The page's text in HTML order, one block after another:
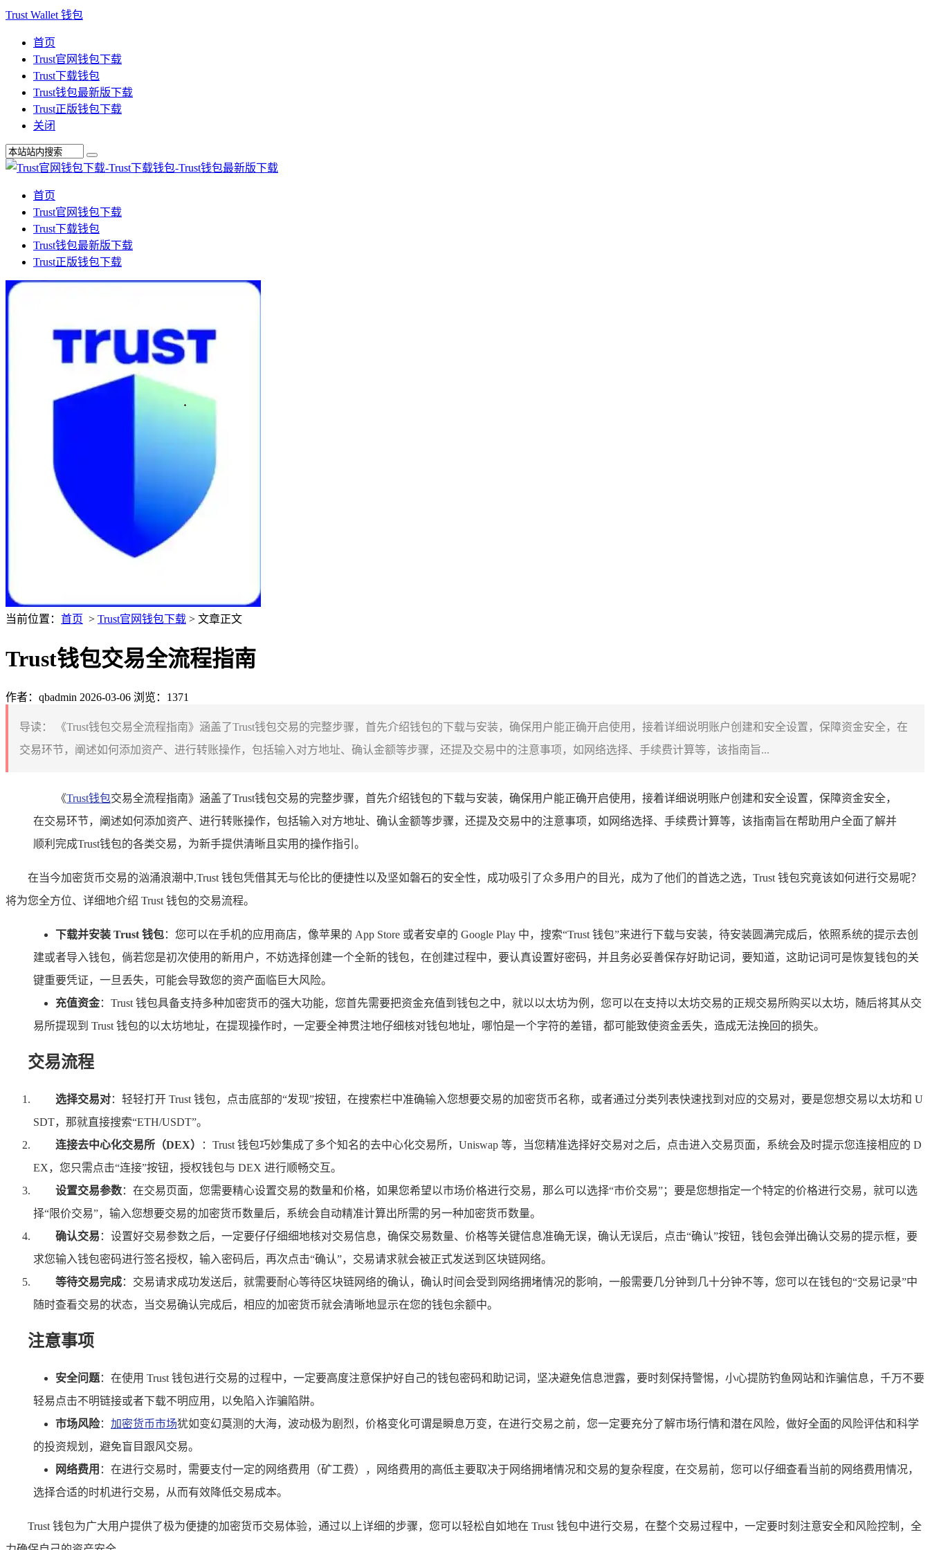
Trust Wallet 钱包
首页
Trust官网钱包下载
Trust下载钱包
Trust钱包最新版下载
Trust正版钱包下载
关闭
首页
Trust官网钱包下载
Trust下载钱包
Trust钱包最新版下载
Trust正版钱包下载
当前位置： 首页 > Trust官网钱包下载 > 文章正文
Trust钱包交易全流程指南
作者：qbadmin 2026-03-06 浏览：1371
导读：
《Trust钱包交易全流程指南》涵盖了Trust钱包交易的完整步骤，首先介绍钱包的下载与安装，确保用户能正确开启使用，接着详细说明账户创建和安全设置，保障资金安全，在
交易环节，阐述如何添加资产、进行转账操作，包括输入对方地址、确认金额等步骤，还提及交易中的注意事项，如网络选择、手续费计算等，该指南旨...
《Trust钱包交易全流程指南》涵盖了Trust钱包交易的完整步骤，首先介绍钱包的下载与安装，确保用户能正确开启使用，接着详细说明账户创建和安全设置，保障资金安全，
在交易环节，阐述如何添加资产、进行转账操作，包括输入对方地址、确认金额等步骤，还提及交易中的注意事项，如网络选择、手续费计算等，该指南旨在帮助用户全面了解并
顺利完成Trust钱包的各类交易，为新手提供清晰且实用的操作指引。
在当今加密货币交易的汹涌浪潮中,Trust 钱包凭借其无与伦比的便捷性以及坚如磐石的安全性，成功吸引了众多用户的目光，成为了他们的首选之选，Trust 钱包究竟该如何进行交易呢？
将为您全方位、详细地介绍 Trust 钱包的交易流程。
下载并安装 Trust 钱包：您可以在手机的应用商店，像苹果的 App Store 或者安卓的 Google Play 中，搜索“Trust 钱包”来进行下载与安装，待安装圆满完成后，依照系统的提示去创
建或者导入钱包，倘若您是初次使用的新用户，不妨选择创建一个全新的钱包，在创建过程中，要认真设置好密码，并且务必妥善保存好助记词，要知道，这助记词可是恢复钱包的关
键重要凭证，一旦丢失，可能会导致您的资产面临巨大风险。
充值资金：Trust 钱包具备支持多种加密货币的强大功能，您首先需要把资金充值到钱包之中，就以以太坊为例，您可以在支持以太坊交易的正规交易所购买以太坊，随后将其从交
易所提现到 Trust 钱包的以太坊地址，在提现操作时，一定要全神贯注地仔细核对钱包地址，哪怕是一个字符的差错，都可能致使资金丢失，造成无法挽回的损失。
交易流程
选择交易对：轻轻打开 Trust 钱包，点击底部的“发现”按钮，在搜索栏中准确输入您想要交易的加密货币名称，或者通过分类列表快速找到对应的交易对，要是您想交易以太坊和 U
SDT，那就直接搜索“ETH/USDT”。
连接去中心化交易所（DEX）
：Trust 钱包巧妙集成了多个知名的去中心化交易所，Uniswap 等，当您精准选择好交易对之后，点击进入交易页面，系统会及时提示您连接相应的 D
EX，您只需点击“连接”按钮，授权钱包与 DEX 进行顺畅交互。
设置交易参数：在交易页面，您需要精心设置交易的数量和价格，如果您希望以市场价格进行交易，那么可以选择“市价交易”；要是您想指定一个特定的价格进行交易，就可以选
择“限价交易”，输入您想要交易的加密货币数量后，系统会自动精准计算出所需的另一种加密货币数量。
确认交易 ：设置好交易参数之后，一定要仔仔细细地核对交易信息，确保交易数量、价格等关键信息准确无误，确认无误后，点击“确认”按钮，钱包会弹出确认交易的提示框，要
求您输入钱包密码进行签名授权，输入密码后，再次点击“确认”，交易请求就会被正式发送到区块链网络。
等待交易完成：交易请求成功发送后，就需要耐心等待区块链网络的确认，确认时间会受到网络拥堵情况的影响，一般需要几分钟到几十分钟不等，您可以在钱包的“交易记录”中
随时查看交易的状态，当交易确认完成后，相应的加密货币就会清晰地显示在您的钱包余额中。
注意事项
安全问题：在使用 Trust 钱包进行交易的过程中，一定要高度注意保护好自己的钱包密码和助记词，坚决避免信息泄露，要时刻保持警惕，小心提防钓鱼网站和诈骗信息，千万不要
轻易点击不明链接或者下载不明应用，以免陷入诈骗陷阱。
市场风险： 加密货币市场犹如变幻莫测的大海，波动极为剧烈，价格变化可谓是瞬息万变，在进行交易之前，您一定要充分了解市场行情和潜在风险，做好全面的风险评估和科学
的投资规划，避免盲目跟风交易。
网络费用 ：在进行交易时，需要支付一定的网络费用（矿工费），网络费用的高低主要取决于网络拥堵情况和交易的复杂程度，在交易前，您可以仔细查看当前的网络费用情况，
选择合适的时机进行交易，从而有效降低交易成本。
Trust 钱包为广大用户提供了极为便捷的加密货币交易体验，通过以上详细的步骤，您可以轻松自如地在 Trust 钱包中进行交易，在整个交易过程中，一定要时刻注意安全和风险控制，全